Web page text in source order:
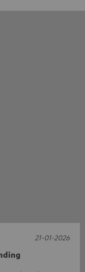
21-01-2026